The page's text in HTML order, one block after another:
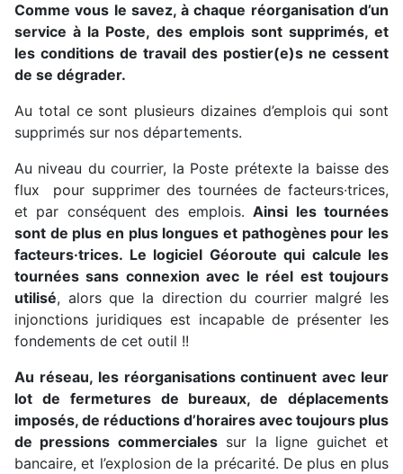
Comme vous le savez, à chaque réorganisation d’un
service à la Poste, des emplois sont supprimés, et
les conditions de travail des postier(e)s ne cessent
de se dégrader.
Au total ce sont plusieurs dizaines d’emplois qui sont
supprimés sur nos départements.
Au niveau du courrier, la Poste prétexte la baisse des
flux pour supprimer des tournées de facteurs·trices,
et par conséquent des emplois.Ainsi les tournées
sont de plus en plus longues et pathogènes pour les
facteurs·trices. Le logiciel Géoroute qui calcule les
tournées sans connexion avec le réel est toujours
utilisé, alors que la direction du courrier malgré les
injonctions juridiques est incapable de présenter les
fondements de cet outil !!
Au réseau, les réorganisations continuent avec leur
lot de fermetures de bureaux, de déplacements
imposés, de réductions d’horaires avec toujours plus
de pressions commercialessur la ligne guichet et
bancaire, et l’explosion de la précarité. De plus en plus